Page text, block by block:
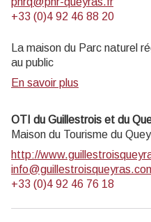
+33 (0)4 92 46 88 20
La maison du Parc naturel
au public
En savoir plus
OTI du Guillestrois et du
Maison du Tourisme du
http://
+33 (0)4 92 46 76 18